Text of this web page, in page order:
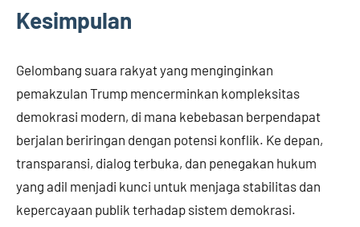
Kesimpulan
Gelombang suara rakyat yang menginginkan
pemakzulan Trump mencerminkan kompleksitas
demokrasi modern, di mana kebebasan berpendapat
berjalan beriringan dengan potensi konflik. Ke depan,
transparansi, dialog terbuka, dan penegakan hukum
yang adil menjadi kunci untuk menjaga stabilitas dan
kepercayaan publik terhadap sistem demokrasi.